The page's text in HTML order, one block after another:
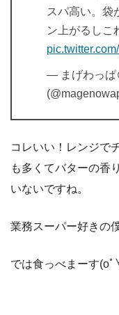
スパ高い。袋
ン上がるしこ
— まげわっぱ
コレいい！レンジで
も多くてバターの香
いないですね。
業務スーパー好きの
では食っべまーす(o